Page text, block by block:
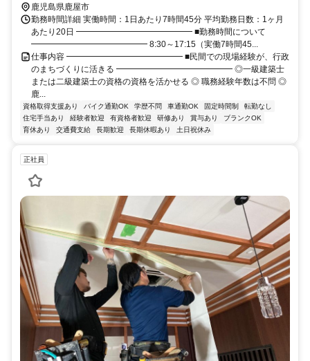
鹿児島県鹿屋市
勤務時間詳細 実働時間：1日あたり7時間45分 平均勤務日数：1ヶ月
あたり20日 ━━━━━━━━━━━━━━ ■勤務時間について
━━━━━━━━━━━━━━ 8:30～17:15（実働7時間45...
仕事内容 ━━━━━━━━━━━━━━ ■民間での現場経験が、行政
のまちづくりに活きる ━━━━━━━━━━━━━━ ◎一級建築士
または二級建築士の資格の資格を活かせる ◎ 職務経験年数は不問 ◎
鹿...
資格取得支援あり バイク通勤OK 学歴不問 車通勤OK 固定時間制
転勤なし
住宅手当あり
経験者歓迎 有資格者歓迎 研修あり 賞与あり
ブランクOK
育休あり
交通費支給 長期歓迎 長期休暇あり 土日祝休み
正社員